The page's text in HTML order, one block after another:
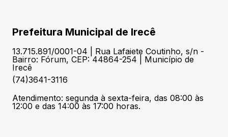
Prefeitura Municipal de Irecê
13.715.891/0001-04 | Rua Lafaiete Coutinho, s/n -
Bairro: Fórum, CEP: 44864-254 | Município de
Irecê
(74)3641-3116
Atendimento: segunda à sexta-feira, das 08:00 às
12:00 e das 14:00 às 17:00 horas.